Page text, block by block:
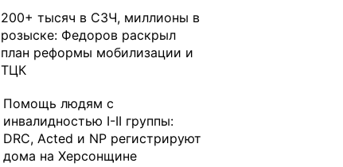
200+ тысяч в СЗЧ, миллионы в
розыске: Федоров раскрыл
план реформы мобилизации и
ТЦК
Помощь людям с
инвалидностью I-II группы:
DRC, Acted и NP регистрируют
дома на Херсонщине